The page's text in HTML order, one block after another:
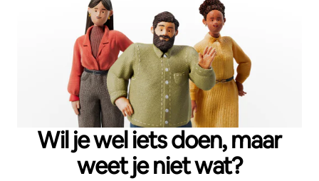
Wil je wel iets doen, maar
weet je niet wat?